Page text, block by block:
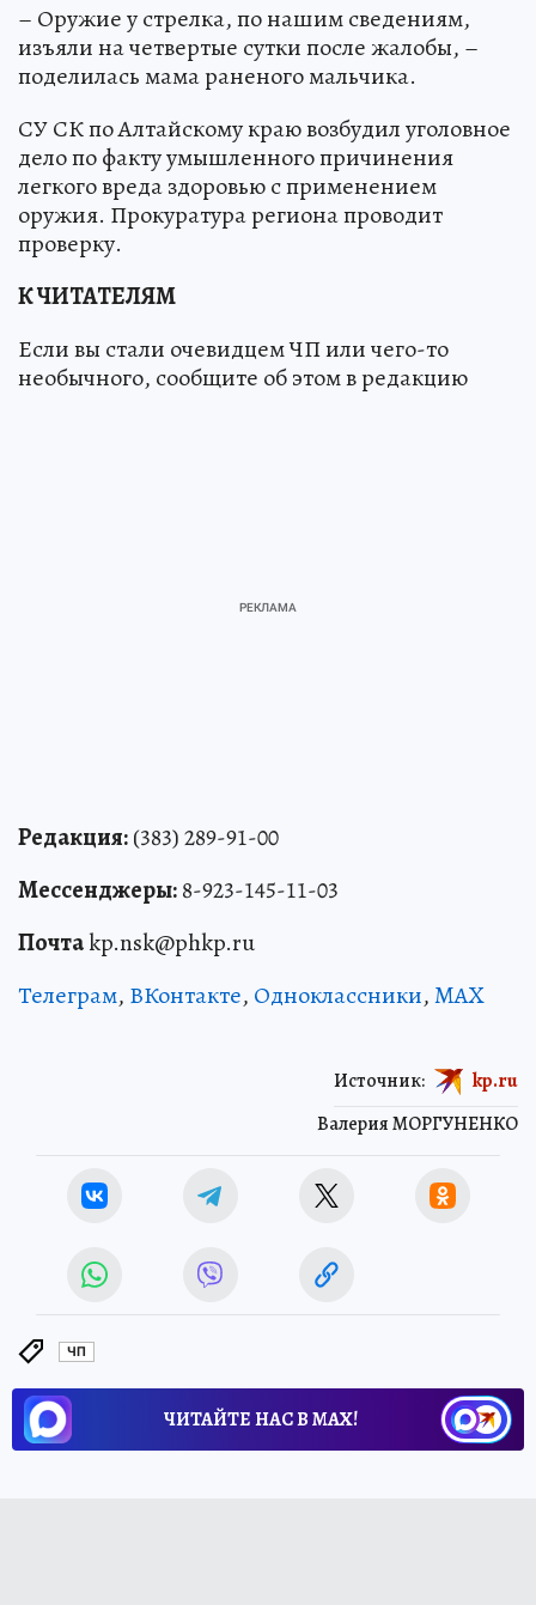
– Оружие у стрелка, по нашим сведениям,
изъяли на четвертые сутки после жалобы, –
поделилась мама раненого мальчика.
СУ СК по Алтайскому краю возбудил уголовное
дело по факту умышленного причинения
легкого вреда здоровью с применением
оружия. Прокуратура региона проводит
проверку.
К ЧИТАТЕЛЯМ
Если вы стали очевидцем ЧП или чего-то
необычного, сообщите об этом в редакцию
Редакция:(383) 289-91-00
Мессенджеры:8-923-145-11-03
Почтаkp.nsk@phkp.ru
Телеграм, ВКонтакте, Одноклассники,MAX
Валерия МОРГУНЕНКО
Источник: kp.ru
ЧП
ЧИТАЙТЕ НАС В МАХ!